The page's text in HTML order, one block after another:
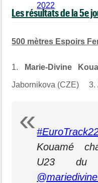
2022
Les résultats de la 5e
500 mètres Espoirs
1. Marie-Divine
Jabornikova (CZE) 3.
Kouamé
U23